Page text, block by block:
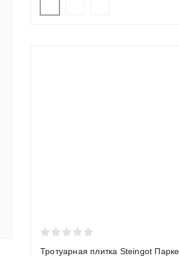
разрушения покрытия.
Тротуарная плитка Steingot